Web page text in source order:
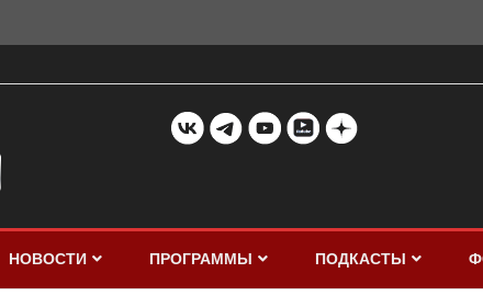
НОВОСТИ ПРОГРАММЫ ПОДКАСТЫ